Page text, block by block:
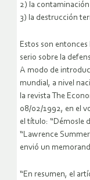
2) la
3) la destrucción
Estos son
serio sobre la
A modo de
mundial, a nivel
la revista The
08/02/1992, en el
el título: “Démosle
“Lawrence
envió un
“En resumen, el